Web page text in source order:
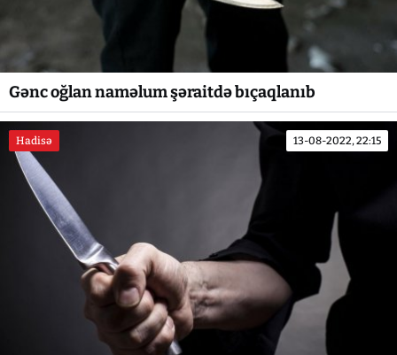
Gənc oğlan naməlum şəraitdə bıçaqlanıb
Hadisə 13-08-2022, 22:15